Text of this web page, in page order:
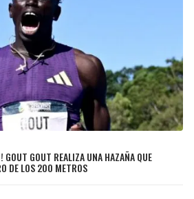
GOUT GOUT REALIZA UNA HAZAÑA QUE
DE LOS 200 METROS